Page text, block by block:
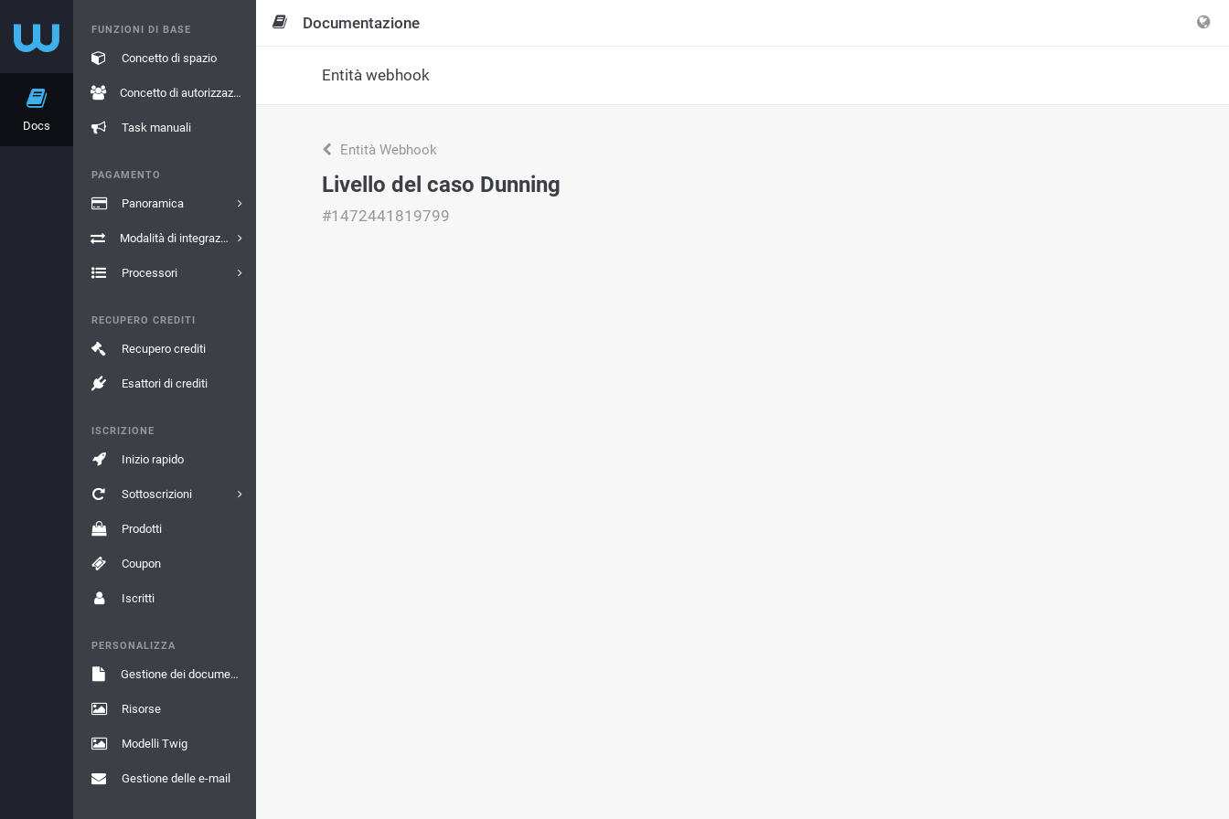
Docs
FUNZIONI DI BASE
Concetto di spazio
Concetto di autorizzazione
Task manuali
PAGAMENTO
Panoramica
Modalità di integrazione
Processori
RECUPERO CREDITI
Recupero crediti
Esattori di crediti
ISCRIZIONE
Inizio rapido
Sottoscrizioni
Prodotti
Coupon
Iscritti
PERSONALIZZA
Gestione dei documenti
Risorse
Modelli Twig
Gestione delle e-mail
Documentazione
Entità webhook
Entità Webhook
Livello del caso Dunning
#1472441819799